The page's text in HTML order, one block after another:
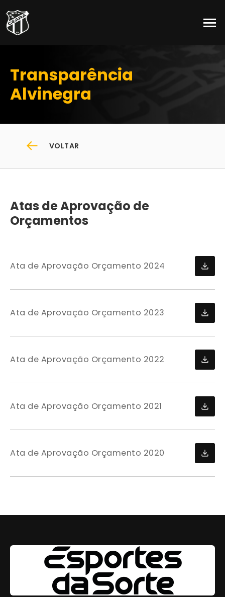
Transparência
Alvinegra
VOLTAR
Atas de Aprovação de
Orçamentos
Ata de Aprovação Orçamento 2024
Ata de Aprovação Orçamento 2023
Ata de Aprovação Orçamento 2022
Ata de Aprovação Orçamento 2021
Ata de Aprovação Orçamento 2020